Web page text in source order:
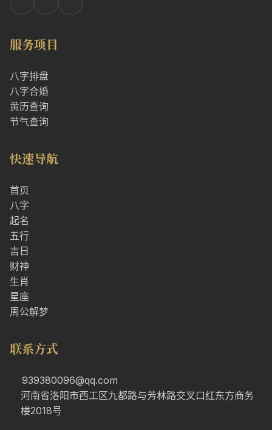
服务项目
八字排盘
八字合婚
黄历查询
节气查询
快速导航
首页
八字
起名
五行
吉日
财神
生肖
星座
周公解梦
联系方式
939380096@qq.com
河南省洛阳市西工区九都路与芳林路交叉口红东方商务
楼2018号